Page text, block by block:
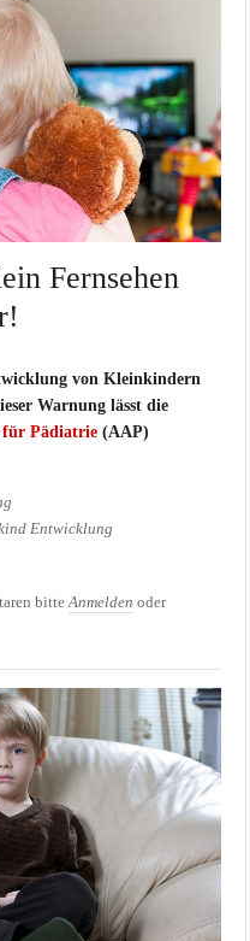
Fernsehen
von Kleinkindern
Warnung lässt die
für Pädiatrie (AAP)
Entwicklung
Kein Fernsehen für Kleinkinder!
bitteAnmelden oder